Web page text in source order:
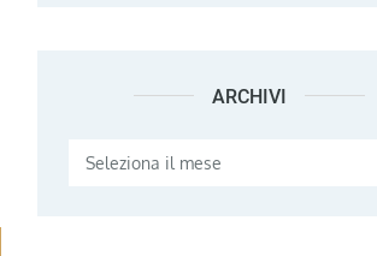
ARCHIVI Archivi